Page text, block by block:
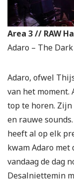
Area 3 // RAW
Adaro – The
Adaro, ofwel
van het moment.
top te horen.
en rauwe
heeft al op elk
kwam Adaro met
vandaag de dag
Desalniettemin